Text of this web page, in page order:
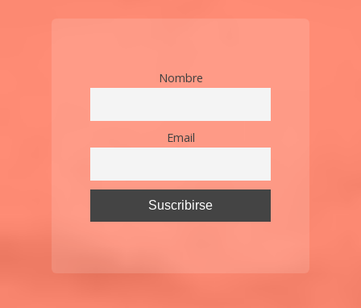
Nombre
Email